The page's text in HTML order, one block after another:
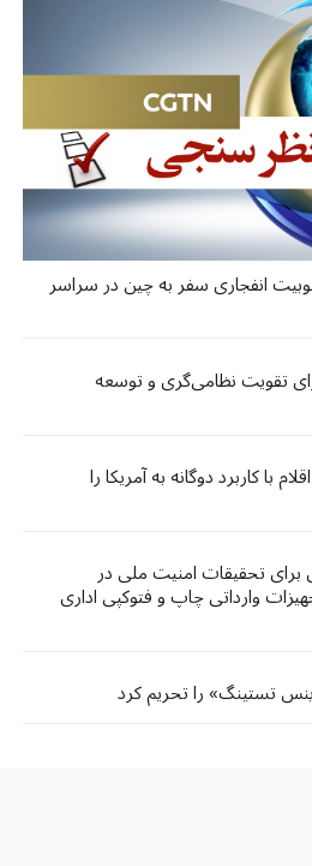
انفجاری سفر به چین در سراسر
تقویت نظامی‌گری و توسعه
با کاربرد دوگانه به آمریکا را
برای تحقیقات امنیت ملی در
وارداتی چاپ و فتوکپی اداری
تستینگ» را تحریم کرد